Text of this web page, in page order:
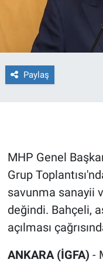
Paylaş
MHP Genel
Grup
savunma sanayii
değindi. Bahçeli,
açılması
ANKARA (İGFA) -